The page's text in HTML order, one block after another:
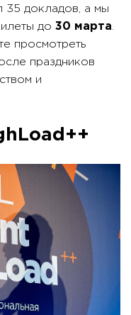
35 докладов, а мы
до 30 марта
просмотреть
праздников
и